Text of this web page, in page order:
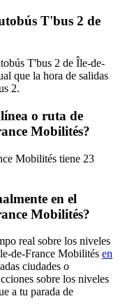
T'bus 2 de
T'bus 2 de Île-de-
que la hora de salidas
2.
o ruta de
Mobilités?
Mobilités tiene 23
en el
Mobilités?
real sobre los niveles
de-France Mobilités en
ciudades o
sobre los niveles
a tu parada de